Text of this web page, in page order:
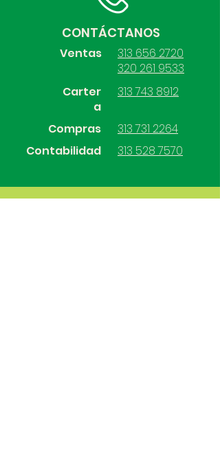
CONTÁCTANOS
Ventas
313 656 2720
320 261 9533
Carter
a
Compras
Contabilidad
313 743 8912
313 731 2264
313 528 7570